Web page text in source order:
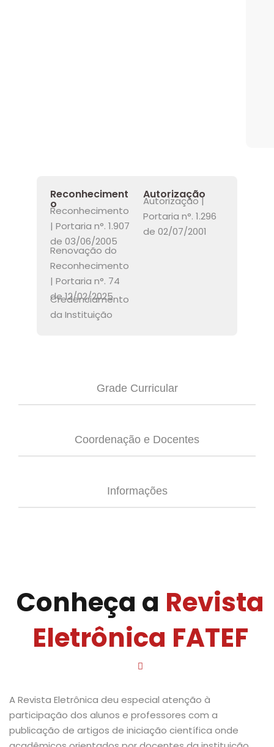
Grade Curricular
Coordenação e Docentes
Informações
Reconheciment
o
Reconhecimento
| Portaria n°. 1.907
de 03/06/2005
Renovação do
Reconhecimento
| Portaria n°. 74
de 12/02/2025
Credenciamento
da Instituição
Autorização
Autorização |
Portaria n°. 1.296
de 02/07/2001
Conheça a Revista
Eletrônica FATEF
A Revista Eletrônica deu especial atenção à
participação dos alunos e professores com a
publicação de artigos de iniciação científica onde